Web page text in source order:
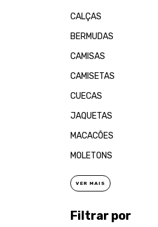
CALÇAS
BERMUDAS
CAMISAS
CAMISETAS
CUECAS
JAQUETAS
MACACÕES
MOLETONS
VER MAIS
Filtrar por